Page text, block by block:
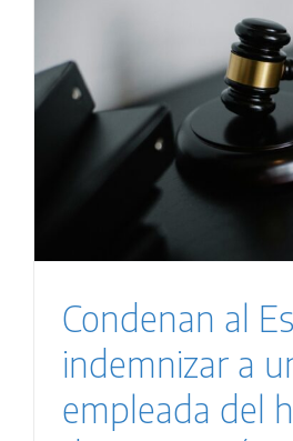
Condenan al
indemnizar a
empleada del